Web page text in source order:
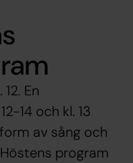
En
14 och kl. 13
av sång och
program